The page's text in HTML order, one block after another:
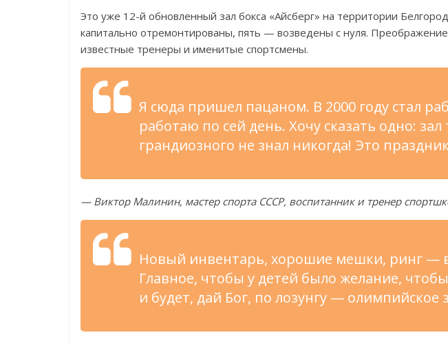
Это уже 12-й обновленный зал бокса «Айсберг» на территории
капитально отремонтированы, пять — возведены с нуля.
известные тренеры и именитые спортсмены.
Я сюда пришел пацаном. В 2000 году стал
работаю по сей день. Хочу сказать одно:
грандиозного не знал никогда! Это
— Виктор Малинин, мастер спорта СССР, воспитанник и тренер
Новый инвентарь, хорошие мешки, ринг —
Главное, чтобы у детей было желание,
и будет, дай Бог, по лозунгу — олимпийское